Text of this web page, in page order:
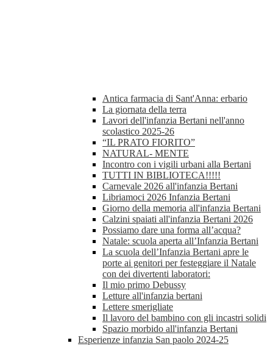
Antica farmacia di Sant'Anna: erbario
La giornata della terra
Lavori dell'infanzia Bertani nell'anno
scolastico 2025-26
“IL PRATO FIORITO”
NATURAL- MENTE
Incontro con i vigili urbani alla Bertani
TUTTI IN BIBLIOTECA!!!!!
Carnevale 2026 all'infanzia Bertani
Libriamoci 2026 Infanzia Bertani
Giorno della memoria all'infanzia Bertani
Calzini spaiati all'infanzia Bertani 2026
Possiamo dare una forma all’acqua?
Natale: scuola aperta all’Infanzia Bertani
La scuola dell’Infanzia Bertani apre le
porte ai genitori per festeggiare il Natale
con dei divertenti laboratori:
Il mio primo Debussy
Letture all'infanzia bertani
Lettere smerigliate
Il lavoro del bambino con gli incastri solidi
Spazio morbido all'infanzia Bertani
Esperienze infanzia San paolo 2024-25